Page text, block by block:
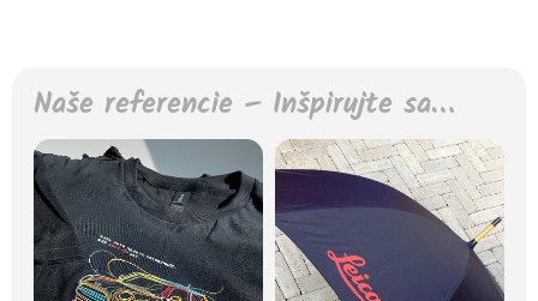
Naše referencie – Inšpirujte sa…